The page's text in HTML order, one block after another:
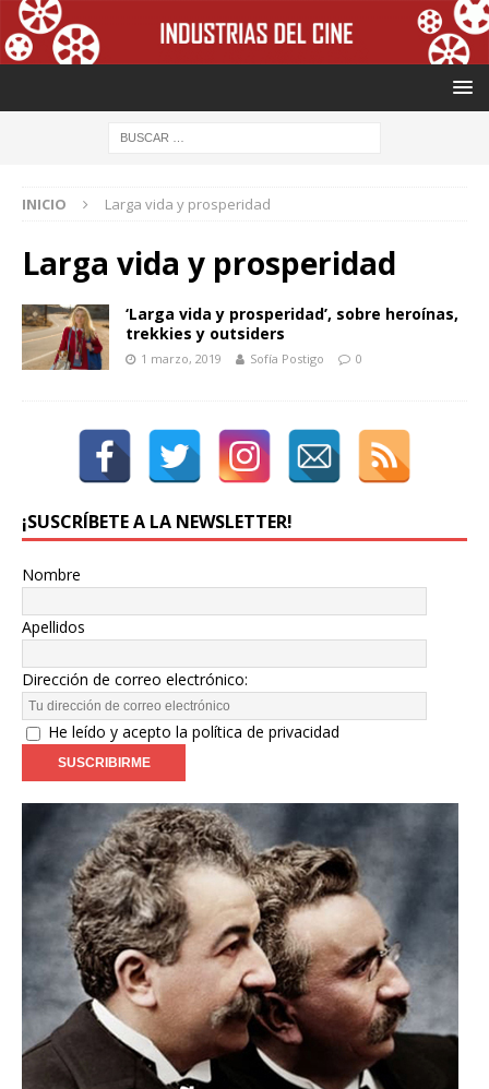
INICIO Larga vida y prosperidad
Larga vida y prosperidad
‘Larga vida y prosperidad’, sobre heroínas,
trekkies y outsiders
1 marzo, 2019 Sofía Postigo 0
¡SUSCRÍBETE A LA NEWSLETTER!
Nombre
Apellidos
Dirección de correo electrónico:
He leído y acepto la política de privacidad